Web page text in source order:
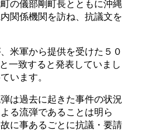
の儀部剛町長とともに沖縄
関係機関を訪ね、抗議文を
米軍から提供を受けた５０
一致すると発表していまし
います。
は過去に起きた事件の状況
る流弾であることは明ら
に事あるごとに抗議・要請